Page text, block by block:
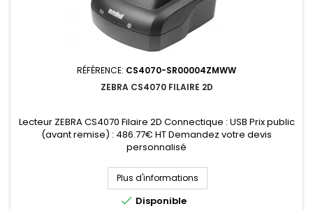
RÉFÉRENCE: CS4070-SR00004ZMWW
ZEBRA CS4070 FILAIRE 2D
Lecteur ZEBRA CS4070 Filaire 2D Connectique : USB Prix public
(avant remise) : 486.77€ HT Demandez votre devis
personnalisé
Plus d'informations
 Disponible